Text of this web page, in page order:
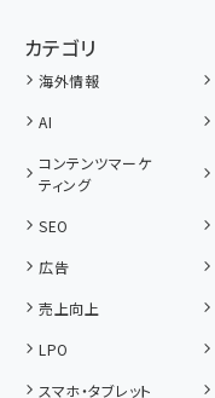
カテゴリ
海外情報
AI
コンテンツマーケ
ティング
SEO
広告
売上向上
LPO
スマホ・タブレット